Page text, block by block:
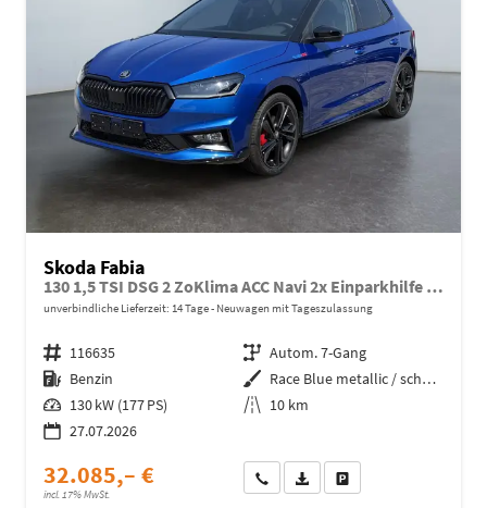
Skoda Fabia
130 1,5 TSI DSG 2 ZoKlima ACC Navi 2x Einparkhilfe Kessy 18 Zoll beheiztes Lenkrad Sitzheizung Sunset 5J Garantie
unverbindliche Lieferzeit: 14 Tage Neuwagen mit Tageszulassung
Fahrzeugnr. 116635 Getriebe Autom. 7-Gang
Kraftstoff Benzin Außenfarbe
Race Blue metallic / schwarzes Dach
Leistung 130 kW (177 PS) Kilometerstand 10 km
27.07.2026
32.085,– €
incl. 17% MwSt.
Wir rufen Sie anFahrzeugexposé (PDF)